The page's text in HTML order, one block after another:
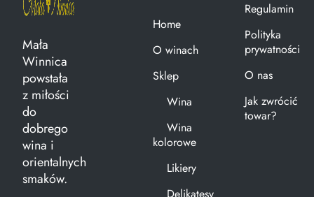
Mała
Winnica
powstała
z miłości
do
dobrego
wina i
orientalnych
smaków.
Home
O winach
Sklep
Wina
Wina
kolorowe
Likiery
Regulamin
Polityka
prywatności
O nas
Jak zwrócić
towar?